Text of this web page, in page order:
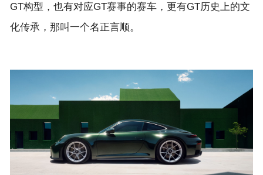
GT构型，也有对应GT赛事的赛车，更有GT历史上的文